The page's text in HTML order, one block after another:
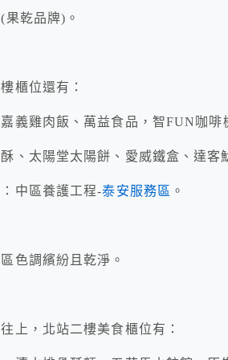
果乾品牌)。
櫃位還有：
義雞肉飯、萬益食品，智FUN咖啡
、太陽堂太陽餅、愛威鐵盒、達客
中區養護工程-泰安服務區 。
色調繽紛且乾淨。
上，北站二樓美食櫃位有：